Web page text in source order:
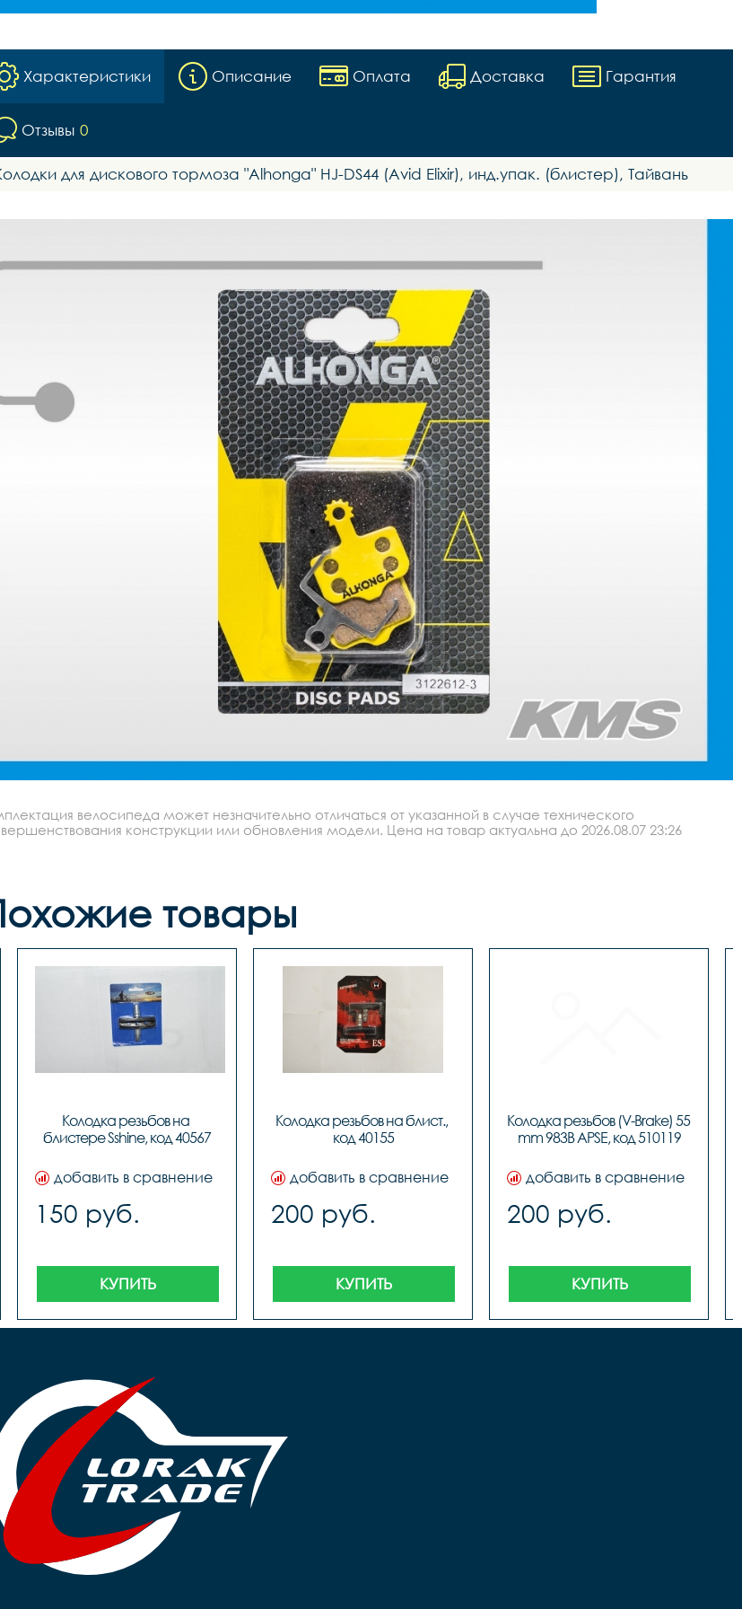
Характеристики Описание Оплата Доставка Гарантия
Отзывы 0
для дискового тормоза "Alhonga" HJ-DS44 (Avid Elixir), инд.упак. (блистер), Тайвань
велосипеда может незначительно отличаться от указанной в случае технического
конструкции или обновления модели. Цена на товар актуальна до 2026.08.07 23:26
товары
Колодка резьбов на
блистере Sshine, код 40567
добавить в сравнение
150 руб.
КУПИТЬ
Колодка резьбов на блист.,
код 40155
добавить в сравнение
200 руб.
КУПИТЬ
Колодка резьбов (V-Brake) 55
mm 983B APSE, код 510119
добавить в сравнение
200 руб.
КУПИТЬ